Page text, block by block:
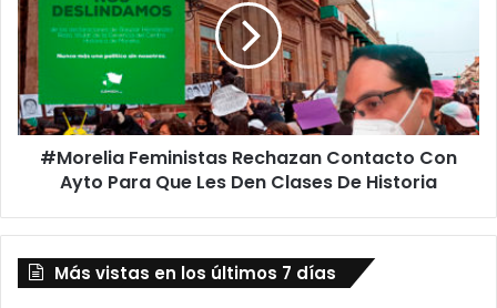
Contacto
Con
Ayto
Para
Que
Les
Den
Historia
#Morelia Feministas Rechazan Contacto Con
Ayto Para Que Les Den Clases De Historia
Más vistas en los últimos 7 días